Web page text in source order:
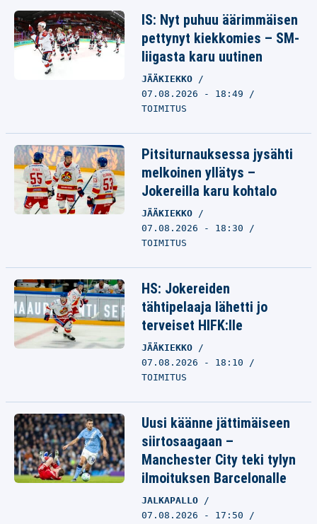
IS: Nyt puhuu äärimmäisen
pettynyt kiekkomies – SM-
liigasta karu uutinen
JÄÄKIEKKO
07.08.2026 - 18:49
TOIMITUS
Pitsiturnauksessa jysähti
melkoinen yllätys –
Jokereilla karu kohtalo
JÄÄKIEKKO
07.08.2026 - 18:30
TOIMITUS
HS: Jokereiden
tähtipelaaja lähetti jo
terveiset HIFK:lle
JÄÄKIEKKO
07.08.2026 - 18:10
TOIMITUS
Uusi käänne jättimäiseen
siirtosaagaan –
Manchester City teki tylyn
ilmoituksen Barcelonalle
JALKAPALLO
07.08.2026 - 17:50